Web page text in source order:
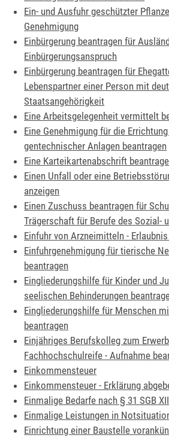
Ein- und Ausfuhr geschützter
Genehmigung
Einbürgerung beantragen für
Einbürgerungsanspruch
Einbürgerung beantragen für
Lebenspartner einer Person mit
Staatsangehörigkeit
Eine Arbeitsgelegenheit vermittelt
Eine Genehmigung für die
gentechnischer Anlagen beantragen
Eine Karteikartenabschrift
Einen Unfall oder eine
anzeigen
Einen Zuschuss beantragen für
Trägerschaft für Berufe des Sozial-
Einfuhr von Arzneimitteln -
Einfuhrgenehmigung für tierische
beantragen
Eingliederungshilfe für Kinder und
seelischen Behinderungen
Eingliederungshilfe für Menschen
beantragen
Einjähriges Berufskolleg zum
Fachhochschulreife - Aufnahme
Einkommensteuer
Einkommensteuer - Erklärung
Einmalige Bedarfe nach § 31 SGB
Einmalige Leistungen in
Einrichtung einer Baustelle